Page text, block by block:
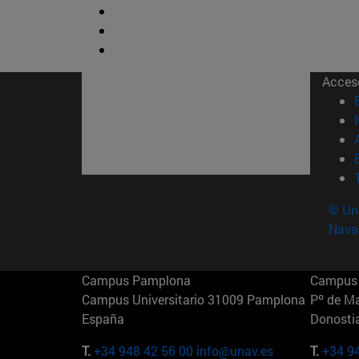
©
Campus Pamplona
Campus Universitario 31009 Pamplona
España
T.+34 948 42 56 00 info@unav.es
Pº de
T.+34